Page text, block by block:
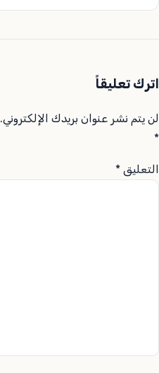
اترك تعليقاً
لن يتم نشر عنوان بريدك الإلكتروني.
*
التعليق *